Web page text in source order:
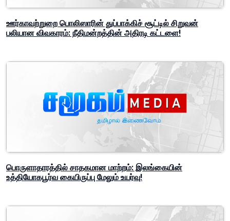
ஊர்காவற்றுறை பொலிஸாரின் துப்பாக்கிச் சூட்டில் சிறுவன்
பலியான விவகாரம்: நீதிமன்றத்தின் அதிரடி கட்டளை!
பொருளாதாரத்தில் சாதகமான மாற்றம்: இலங்கையின்
உத்தியோகபூர்வ கையிருப்பு மேலும் உயர்வு!